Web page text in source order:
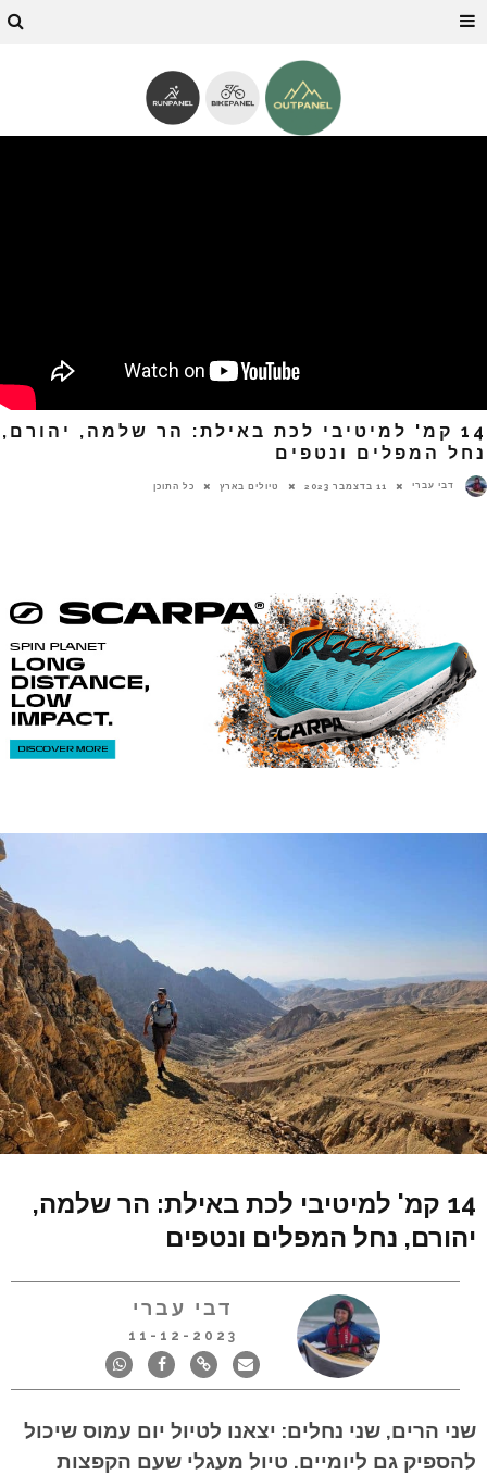
14 קמ' למיטיבי לכת באילת: הר שלמה, יהורם,
נחל המפלים ונטפים
דבי עברי 11 בדצמבר 2023 טיולים בארץ כל התוכן
14 קמ' למיטיבי לכת באילת: הר שלמה,
יהורם, נחל המפלים ונטפים
דבי עברי
11-12-2023
שני הרים, שני נחלים: יצאנו לטיול יום עמוס שיכול
להספיק גם ליומיים. טיול מעגלי שעם הקפצות